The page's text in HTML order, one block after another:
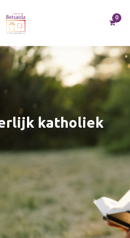
katholiek